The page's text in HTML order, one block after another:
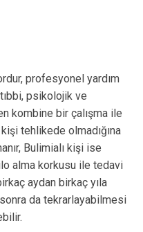
profesyonel yardım
psikolojik ve
kombine bir çalışma ile
tehlikede olmadığına
Bulimialı kişi ise
alma korkusu ile tedavi
aydan birkaç yıla
da tekrarlayabilmesi